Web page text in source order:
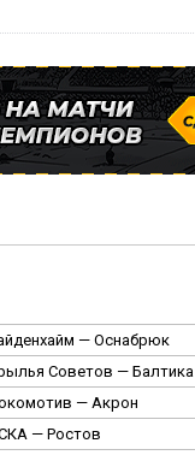
— Оснабрюк
Советов — Балтика
— Акрон
— Ростов